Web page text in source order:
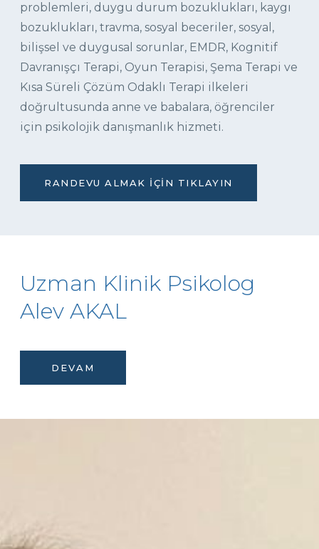
problemleri, duygu durum bozuklukları, kaygı
bozuklukları, travma, sosyal beceriler, sosyal,
bilişsel ve duygusal sorunlar, EMDR, Kognitif
Davranışçı Terapi, Oyun Terapisi, Şema Terapi ve
Kısa Süreli Çözüm Odaklı Terapi ilkeleri
doğrultusunda anne ve babalara, öğrenciler
için psikolojik danışmanlık hizmeti.
RANDEVU ALMAK İÇIN TIKLAYIN
Uzman Klinik Psikolog
Alev AKAL
DEVAM